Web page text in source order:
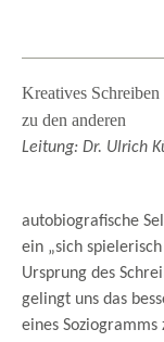
Kreatives
zu den anderen
Leitung: Dr. Ulrich
autobiografische
ein „sich
Ursprung des
gelingt uns das
eines